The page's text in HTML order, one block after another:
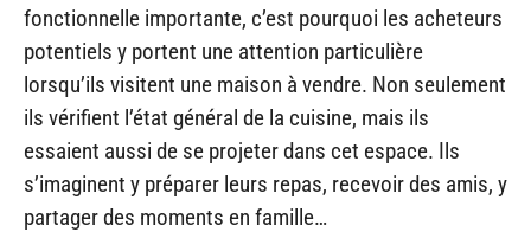
fonctionnelle importante, c’est pourquoi les acheteurs
potentiels y portent une attention particulière
lorsqu’ils visitent une maison à vendre. Non seulement
ils vérifient l’état général de la cuisine, mais ils
essaient aussi de se projeter dans cet espace. Ils
s’imaginent y préparer leurs repas, recevoir des amis, y
partager des moments en famille…